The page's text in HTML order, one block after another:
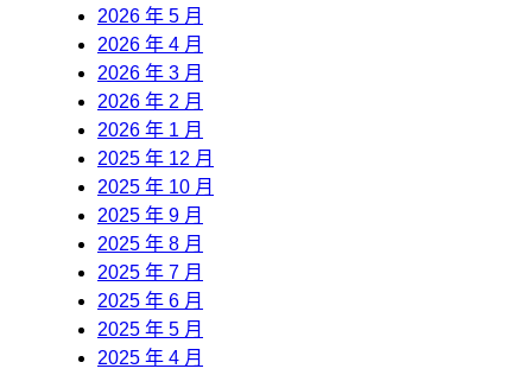
2026 年 5 月
2026 年 4 月
2026 年 3 月
2026 年 2 月
2026 年 1 月
2025 年 12 月
2025 年 10 月
2025 年 9 月
2025 年 8 月
2025 年 7 月
2025 年 6 月
2025 年 5 月
2025 年 4 月